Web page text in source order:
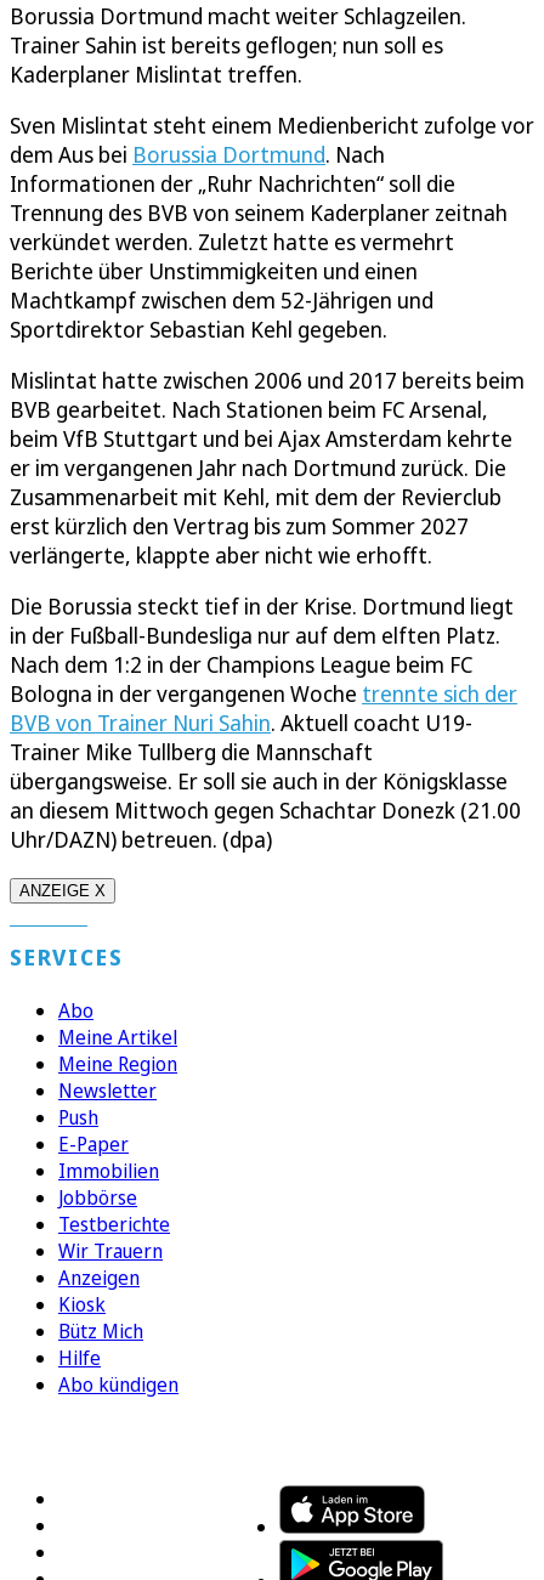
Borussia Dortmund macht weiter Schlagzeilen.
Trainer Sahin ist bereits geflogen; nun soll es
Kaderplaner Mislintat treffen.
Sven Mislintat steht einem Medienbericht zufolge vor
dem Aus bei Borussia Dortmund. Nach
Informationen der „Ruhr Nachrichten“ soll die
Trennung des BVB von seinem Kaderplaner zeitnah
verkündet werden. Zuletzt hatte es vermehrt
Berichte über Unstimmigkeiten und einen
Machtkampf zwischen dem 52-Jährigen und
Sportdirektor Sebastian Kehl gegeben.
Mislintat hatte zwischen 2006 und 2017 bereits beim
BVB gearbeitet. Nach Stationen beim FC Arsenal,
beim VfB Stuttgart und bei Ajax Amsterdam kehrte
er im vergangenen Jahr nach Dortmund zurück. Die
Zusammenarbeit mit Kehl, mit dem der Revierclub
erst kürzlich den Vertrag bis zum Sommer 2027
verlängerte, klappte aber nicht wie erhofft.
Die Borussia steckt tief in der Krise. Dortmund liegt
in der Fußball-Bundesliga nur auf dem elften Platz.
Nach dem 1:2 in der Champions League beim FC
Bologna in der vergangenen Woche trennte sich der
BVB von Trainer Nuri Sahin. Aktuell coacht U19-
Trainer Mike Tullberg die Mannschaft
übergangsweise. Er soll sie auch in der Königsklasse
an diesem Mittwoch gegen Schachtar Donezk (21.00
Uhr/DAZN) betreuen. (dpa)
ANZEIGE X
SERVICES
Abo
Meine Artikel
Meine Region
Newsletter
Push
E-Paper
Immobilien
Jobbörse
Testberichte
Wir Trauern
Anzeigen
Kiosk
Bütz Mich
Hilfe
Abo kündigen